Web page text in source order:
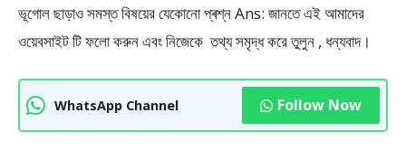
ভূগোল ছাড়াও সমস্ত বিষয়ের যেকোনো প্ৰশ্ন Ans: জানতে এই আমাদের
ওয়েবসাইট টি ফলাে করুন এবং নিজেকে তথ্য সমৃদ্ধ করে তুলুন , ধন্যবাদ।
WhatsApp Channel Follow Now